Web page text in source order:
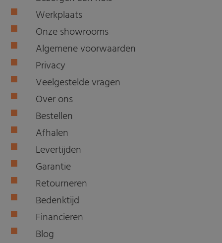
Werkplaats
Onze showrooms
Algemene voorwaarden
Privacy
Veelgestelde vragen
Over ons
Bestellen
Afhalen
Levertijden
Garantie
Retourneren
Bedenktijd
Financieren
Blog